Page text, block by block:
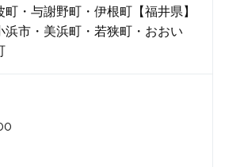
・与謝野町・伊根町【福井県】
浜市・美浜町・若狭町・おおい